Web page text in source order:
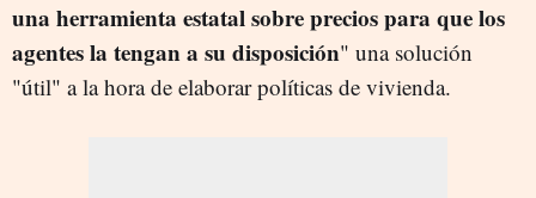
una herramienta estatal sobre precios para que los
agentes la tengan a su disposición" una solución
"útil" a la hora de elaborar políticas de vivienda.